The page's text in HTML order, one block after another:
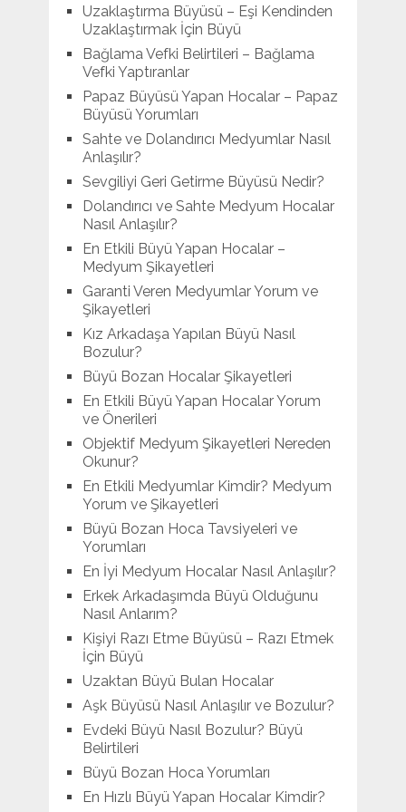
Uzaklaştırma Büyüsü – Eşi Kendinden
Uzaklaştırmak İçin Büyü
Bağlama Vefki Belirtileri – Bağlama
Vefki Yaptıranlar
Papaz Büyüsü Yapan Hocalar – Papaz
Büyüsü Yorumları
Sahte ve Dolandırıcı Medyumlar Nasıl
Anlaşılır?
Sevgiliyi Geri Getirme Büyüsü Nedir?
Dolandırıcı ve Sahte Medyum Hocalar
Nasıl Anlaşılır?
En Etkili Büyü Yapan Hocalar –
Medyum Şikayetleri
Garanti Veren Medyumlar Yorum ve
Şikayetleri
Kız Arkadaşa Yapılan Büyü Nasıl
Bozulur?
Büyü Bozan Hocalar Şikayetleri
En Etkili Büyü Yapan Hocalar Yorum
ve Önerileri
Objektif Medyum Şikayetleri Nereden
Okunur?
En Etkili Medyumlar Kimdir? Medyum
Yorum ve Şikayetleri
Büyü Bozan Hoca Tavsiyeleri ve
Yorumları
En İyi Medyum Hocalar Nasıl Anlaşılır?
Erkek Arkadaşımda Büyü Olduğunu
Nasıl Anlarım?
Kişiyi Razı Etme Büyüsü – Razı Etmek
İçin Büyü
Uzaktan Büyü Bulan Hocalar
Aşk Büyüsü Nasıl Anlaşılır ve Bozulur?
Evdeki Büyü Nasıl Bozulur? Büyü
Belirtileri
Büyü Bozan Hoca Yorumları
En Hızlı Büyü Yapan Hocalar Kimdir?